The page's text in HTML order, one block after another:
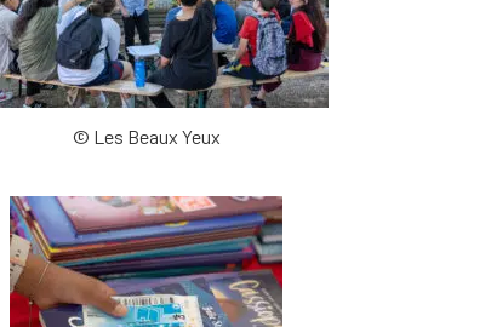
© Les Beaux Yeux